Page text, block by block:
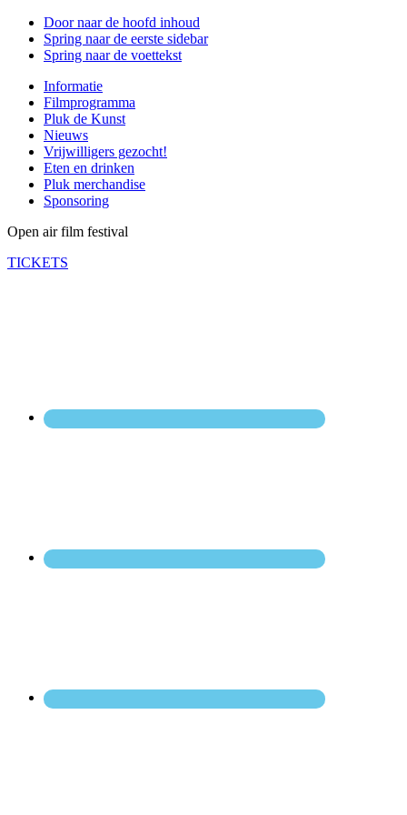
Door naar de hoofd inhoud
Spring naar de eerste sidebar
Spring naar de voettekst
Informatie
Filmprogramma
Pluk de Kunst
Nieuws
Vrijwilligers gezocht!
Eten en drinken
Pluk merchandise
Sponsoring
Open air film festival
TICKETS